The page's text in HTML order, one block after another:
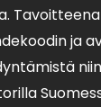
ja